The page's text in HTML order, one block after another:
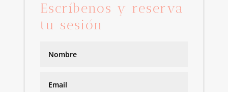
Escríbenos y reserva
tu sesión